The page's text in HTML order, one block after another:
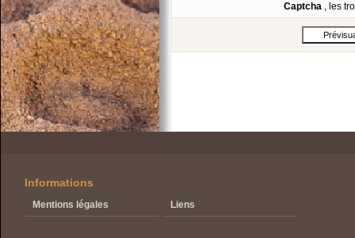
Captcha , les
Informations
Mentions légales Liens